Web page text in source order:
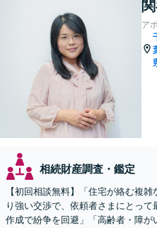
ア
相続財産調査・鑑定
【初回相談無料】「住宅が絡む複
り強い交渉で、依頼者さまにとっ
作成で紛争を回避」「高齢者・障